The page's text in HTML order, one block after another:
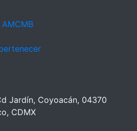
Jardín, Coyoacán, 04370
CDMX